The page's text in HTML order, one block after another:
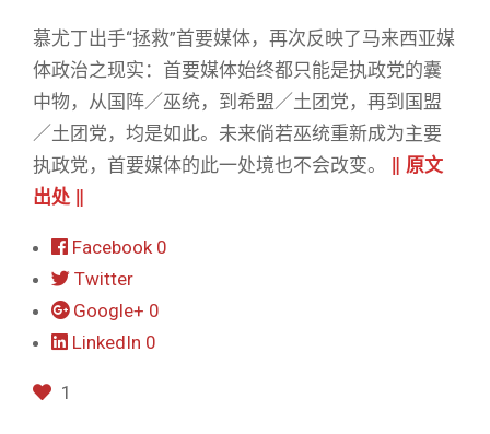
慕尤丁出手“拯救”首要媒体，再次反映了马来西亚媒
体政治之现实：首要媒体始终都只能是执政党的囊
中物，从国阵／巫统，到希盟／土团党，再到国盟
／土团党，均是如此。未来倘若巫统重新成为主要
执政党，首要媒体的此一处境也不会改变。 ‖ 原文
出处 ‖
Facebook 0
Twitter
Google+ 0
LinkedIn 0
1